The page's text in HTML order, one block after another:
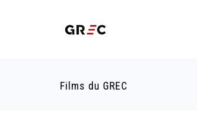
Films du GREC